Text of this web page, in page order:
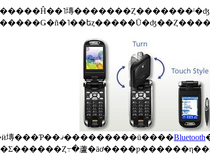
�ǥ�ӥ塼���Ƥ��ޤ���������ü����Bluetooth